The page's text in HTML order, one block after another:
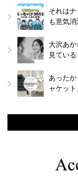
それは
も意気
大沢あ
見てい
あった
ャケット